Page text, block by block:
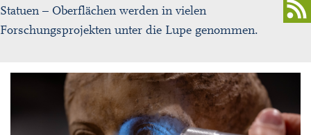
Statuen – Oberflächen werden in vielen
Forschungsprojekten unter die Lupe genommen.